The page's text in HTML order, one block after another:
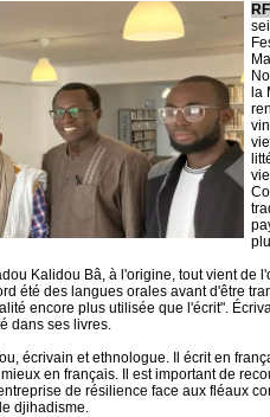
la
Kalidou Bâ, à l'origine, tout vient de
été des langues orales avant d'être
encore plus utilisée que l'écrit".
dans ses livres.
écrivain et ethnologue. Il écrit en
en français. Il est important de
de résilience face aux fléaux
djihadisme.